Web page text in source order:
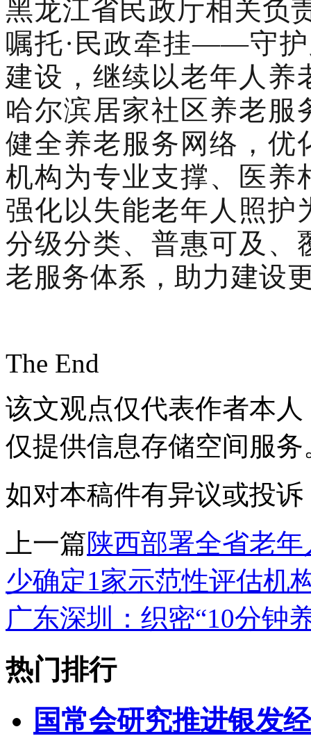
黑龙江省民政厅相关负
嘱托·民政牵挂——守护
建设，继续以老年人养
哈尔滨居家社区养老服
健全养老服务网络，优
机构为专业支撑、医养
强化以失能老年人照护
分级分类、普惠可及、
老服务体系，助力建设
The End
该文观点仅代表作者本
仅提供信息存储空间服务
如对本稿件有异议或投诉
上一篇陕西部署全省老
少确定1家示范性评估机
广东深圳：织密“10分钟
热门排行
国常会研究推进银发